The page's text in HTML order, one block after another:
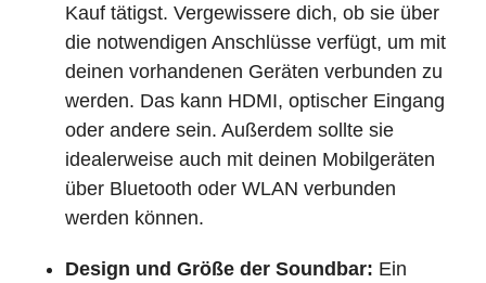
Kauf tätigst. Vergewissere dich, ob sie über
die notwendigen Anschlüsse verfügt, um mit
deinen vorhandenen Geräten verbunden zu
werden. Das kann HDMI, optischer Eingang
oder andere sein. Außerdem sollte sie
idealerweise auch mit deinen Mobilgeräten
über Bluetooth oder WLAN verbunden
werden können.
Design und Größe der Soundbar: Ein